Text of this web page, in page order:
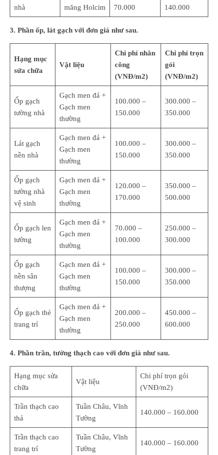
nhà
măng Holcim
70.000
140.000
3. Phần ốp, lát gạch với đơn giá như sau.
Hạng mục
sửa chữa
Vật liệu
Chi phí nhân
công
(VNĐ/m2)
Chi phí trọn
gói
(VNĐ/m2)
Ốp gạch
tường nhà
Gạch men đá +
Gạch men
thường
100.000 –
150.000
300.000 –
350.000
Lát gạch
nền nhà
Gạch men đá +
Gạch men
thường
100.000 –
150.000
300.000 –
350.000
Ốp gạch
tường nhà
vệ sinh
Gạch men đá +
Gạch men
thường
120.000 –
170.000
350.000 –
500.000
Ốp gạch len
tường
Gạch men đá +
Gạch men
thường
70.000 –
100.000
250.000 –
300.000
Ốp gạch
nền sân
thượng
Gạch men đá +
Gạch men
thường
100.000 –
150.000
300.000 –
350.000
Ốp gạch thẻ
trang trí
Gạch men đá +
Gạch men
thường
200.000 –
250.000
450.000 –
600.000
4. Phần trần, tường thạch cao với đơn giá như sau.
Hạng mục sửa
chữa
Vật liệu
Chi phí trọn gói
(VNĐ/m2)
Trần thạch cao
thả
Tuần Châu, Vĩnh
Tường
140.000 – 160.000
Trần thạch cao
trang trí
Tuần Châu, Vĩnh
Tường
140.000 – 160.000